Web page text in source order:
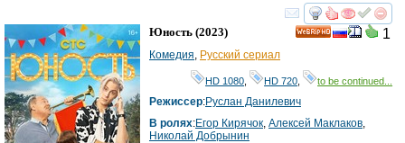
смотреть
1
Юность (2023)
Комедия Русский сериал
HD 1080 HD 720 to be continued...
Режиссер:Руслан Данилевич
В ролях:Егор Кирячок Алексей Маклаков
Николай Добрынин